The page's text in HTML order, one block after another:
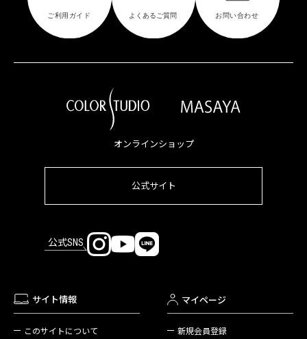
オンラインショップ
公式サイト
公式SNS
サイト情報
このサイトについて
マイページ
新規会員登録